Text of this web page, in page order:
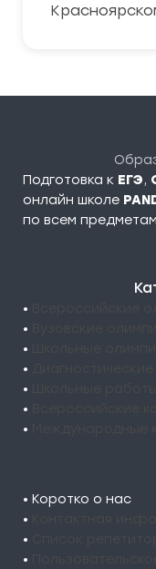
Подготовка к ЕГЭ,
онлайн школе
по всем
•
•
•
•
•
•
•
• Коротко о нас
•
•
•